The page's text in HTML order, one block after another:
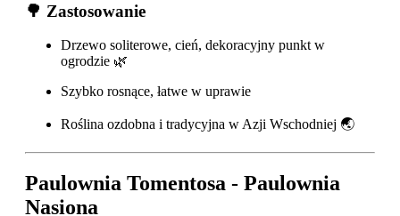
🌳 Zastosowanie
Drzewo soliterowe, cień, dekoracyjny punkt w
ogrodzie 🌿
Szybko rosnące, łatwe w uprawie
Roślina ozdobna i tradycyjna w Azji Wschodniej 🌏
Paulownia Tomentosa - Paulownia
Nasiona